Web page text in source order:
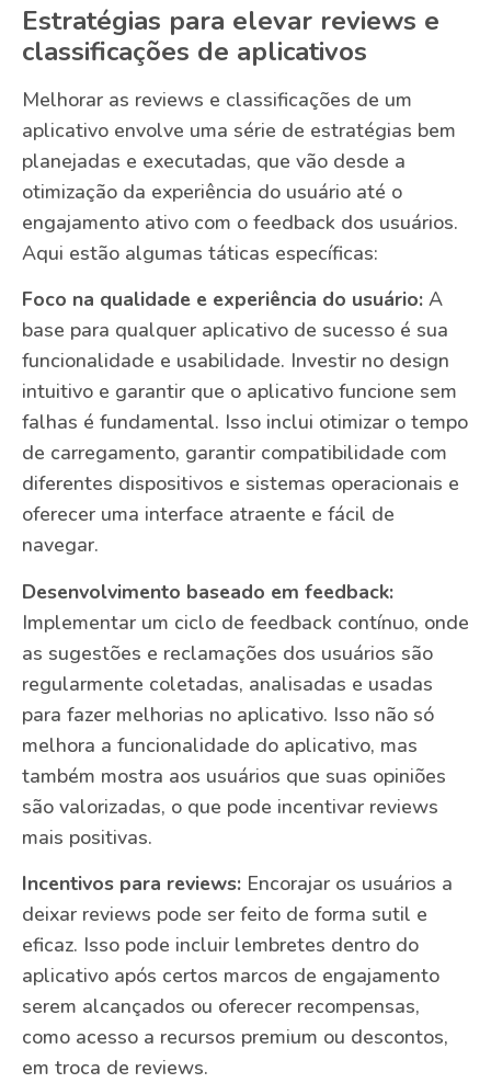
Estratégias para elevar reviews e
classificações de aplicativos
Melhorar as reviews e classificações de um
aplicativo envolve uma série de estratégias bem
planejadas e executadas, que vão desde a
otimização da experiência do usuário até o
engajamento ativo com o feedback dos usuários.
Aqui estão algumas táticas específicas:
Foco na qualidade e experiência do usuário: A
base para qualquer aplicativo de sucesso é sua
funcionalidade e usabilidade. Investir no design
intuitivo e garantir que o aplicativo funcione sem
falhas é fundamental. Isso inclui otimizar o tempo
de carregamento, garantir compatibilidade com
diferentes dispositivos e sistemas operacionais e
oferecer uma interface atraente e fácil de
navegar.
Desenvolvimento baseado em feedback:
Implementar um ciclo de feedback contínuo, onde
as sugestões e reclamações dos usuários são
regularmente coletadas, analisadas e usadas
para fazer melhorias no aplicativo. Isso não só
melhora a funcionalidade do aplicativo, mas
também mostra aos usuários que suas opiniões
são valorizadas, o que pode incentivar reviews
mais positivas.
Incentivos para reviews: Encorajar os usuários a
deixar reviews pode ser feito de forma sutil e
eficaz. Isso pode incluir lembretes dentro do
aplicativo após certos marcos de engajamento
serem alcançados ou oferecer recompensas,
como acesso a recursos premium ou descontos,
em troca de reviews.